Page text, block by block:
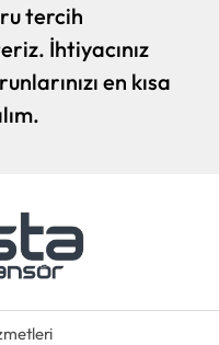
tercih
İhtiyacınız
en kısa